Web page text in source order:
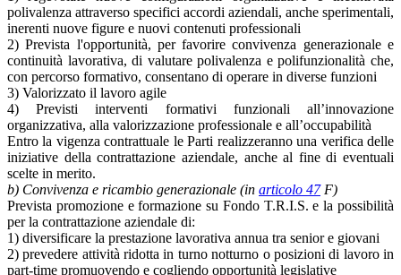
polivalenza attraverso specifici accordi aziendali, anche sperimentali,
inerenti nuove figure e nuovi contenuti professionali
2) Prevista l'opportunità, per favorire convivenza generazionale e
continuità lavorativa, di valutare polivalenza e polifunzionalità che,
con percorso formativo, consentano di operare in diverse funzioni
3) Valorizzato il lavoro agile
4) Previsti interventi formativi funzionali all’innovazione
organizzativa, alla valorizzazione professionale e all’occupabilità
Entro la vigenza contrattuale le Parti realizzeranno una verifica delle
iniziative della contrattazione aziendale, anche al fine di eventuali
scelte in merito.
b) Convivenza e ricambio generazionale (in articolo 47F)
Prevista promozione e formazione su Fondo T.R.I.S. e la possibilità
per la contrattazione aziendale di:
1) diversificare la prestazione lavorativa annua tra senior e giovani
2) prevedere attività ridotta in turno notturno o posizioni di lavoro in
part-time promuovendo e cogliendo opportunità legislative